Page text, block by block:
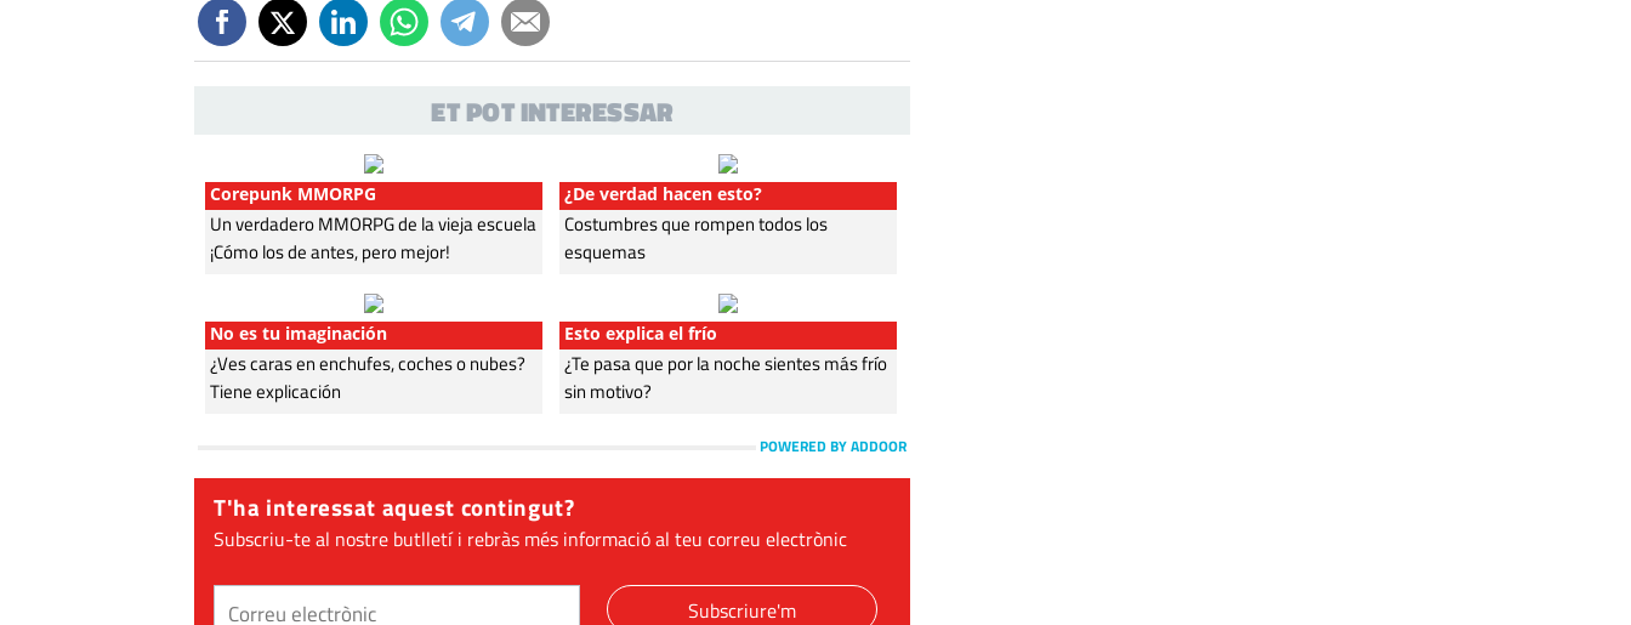
ET POT INTERESSAR
Corepunk MMORPG
Un verdadero MMORPG de la vieja escuela
¡Cómo los de antes, pero mejor!
¿De verdad hacen esto?
Costumbres que rompen todos los
esquemas
No es tu imaginación
¿Ves caras en enchufes, coches o nubes?
Tiene explicación
Esto explica el frío
¿Te pasa que por la noche sientes más frío
sin motivo?
POWERED BY ADDOOR
T'ha interessat aquest contingut?
Subscriu-te al nostre butlletí i rebràs més informació al teu correu electrònic
Subscriure'm